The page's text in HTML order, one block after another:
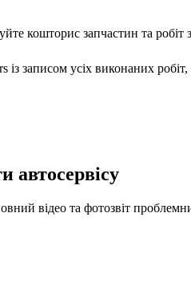
кошторис запчастин та робіт
записом усіх виконаних
автосервісу
відео та фотозвіт